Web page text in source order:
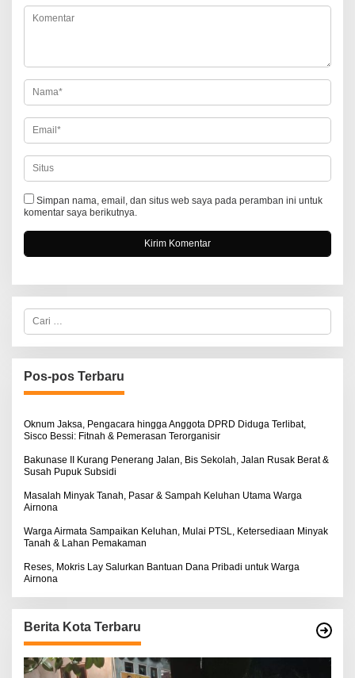
o
s
Simpan nama, email, dan situs web saya pada peramban ini untuk
komentar saya berikutnya.
C
r
i
u
n
u
:
Pos-pos Terbaru
Oknum Jaksa, Pengacara hingga Anggota DPRD Diduga Terlibat,
Sisco Bessi: Fitnah & Pemerasan Terorganisir
Bakunase II Kurang Penerang Jalan, Bis Sekolah, Jalan Rusak Berat &
Susah Pupuk Subsidi
Masalah Minyak Tanah, Pasar & Sampah Keluhan Utama Warga
Airnona
Warga Airmata Sampaikan Keluhan, Mulai PTSL, Ketersediaan Minyak
Tanah & Lahan Pemakaman
Reses, Mokris Lay Salurkan Bantuan Dana Pribadi untuk Warga
Airnona
Berita Kota Terbaru